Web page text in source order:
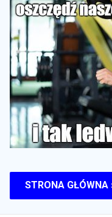
STRONA GŁÓWNA